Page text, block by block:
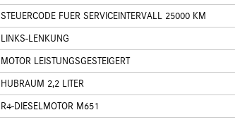
STEUERCODE FUER SERVICEINTERVALL 25000 KM
LINKS-LENKUNG
MOTOR LEISTUNGSGESTEIGERT
HUBRAUM 2,2 LITER
R4-DIESELMOTOR M651